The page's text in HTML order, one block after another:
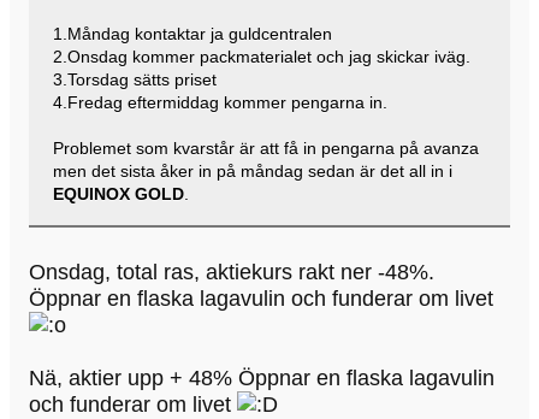
1.Måndag kontaktar ja guldcentralen
2.Onsdag kommer packmaterialet och jag skickar iväg.
3.Torsdag sätts priset
4.Fredag eftermiddag kommer pengarna in.
Problemet som kvarstår är att få in pengarna på avanza
men det sista åker in på måndag sedan är det all in i
EQUINOX GOLD.
Onsdag, total ras, aktiekurs rakt ner -48%.
Öppnar en flaska lagavulin och funderar om livet
Nä, aktier upp + 48% Öppnar en flaska lagavulin
och funderar om livet